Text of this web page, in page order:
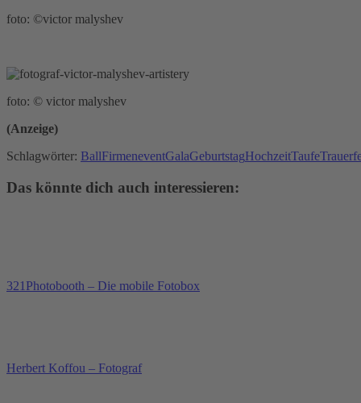
foto: ©victor malyshev
foto: © victor malyshev
(Anzeige)
Schlagwörter: BallFirmeneventGalaGeburtstagHochzeitTaufe
Das könnte dich auch interessieren:
321Photobooth – Die mobile Fotobox
Herbert Koffou – Fotograf